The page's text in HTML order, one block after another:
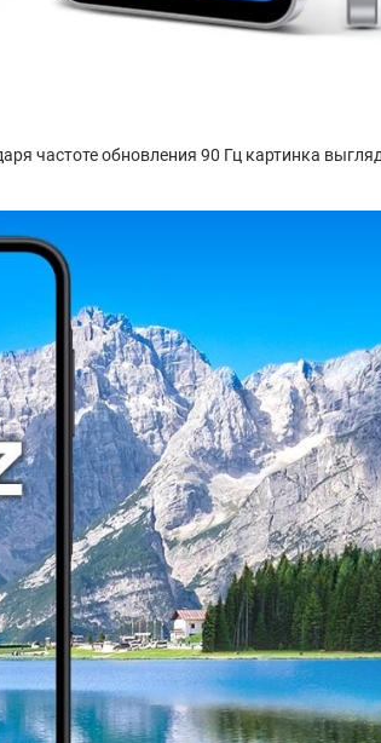
частоте обновления 90 Гц картинка